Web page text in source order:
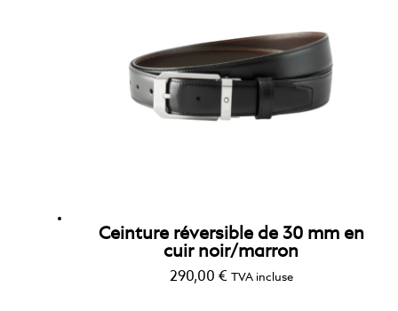
Ceinture réversible de 30 mm en
cuir noir/marron
290,00 € TVA incluse